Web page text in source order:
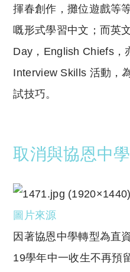
揮春創作，攤位遊戲等
嘅形式學習中文；而英
Day，English Chiefs，
Interview Skills 活動，
試技巧。
取消與協恩中
圖片來源
因著協恩中學轉型為直
19學年中一收生不再預